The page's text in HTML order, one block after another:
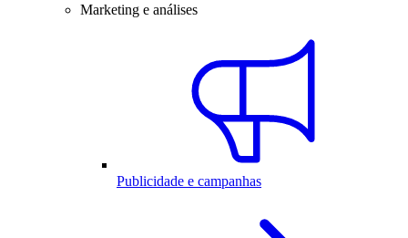
Marketing e análises
Publicidade e campanhas